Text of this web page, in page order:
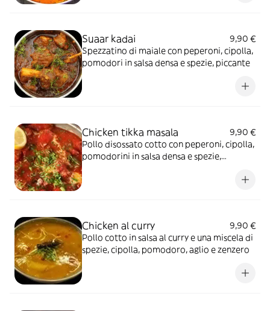
Suaar kadai
9,90 €
Spezzatino di maiale con peperoni, cipolla,
pomodori in salsa densa e spezie, piccante
Chicken tikka masala
9,90 €
Pollo disossato cotto con peperoni, cipolla,
pomodorini in salsa densa e spezie,
Chicken al curry
9,90 €
Pollo cotto in salsa al curry e una miscela di
spezie, cipolla, pomodoro, aglio e zenzero